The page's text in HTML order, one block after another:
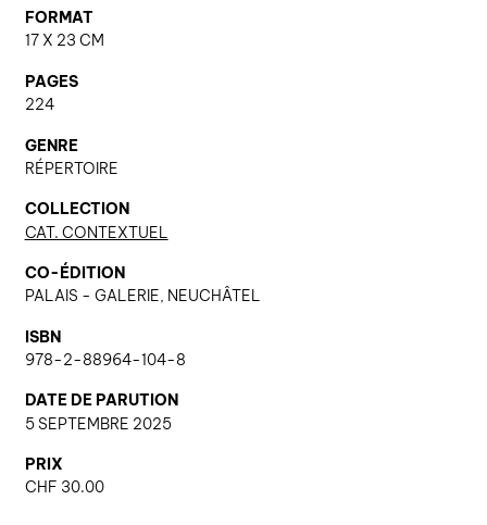
FORMAT
17 X 23 CM
PAGES
224
GENRE
RÉPERTOIRE
COLLECTION
CAT. CONTEXTUEL
CO-ÉDITION
PALAIS - GALERIE, NEUCHÂTEL
ISBN
978-2-88964-104-8
DATE DE PARUTION
5 SEPTEMBRE 2025
PRIX
CHF 30.00